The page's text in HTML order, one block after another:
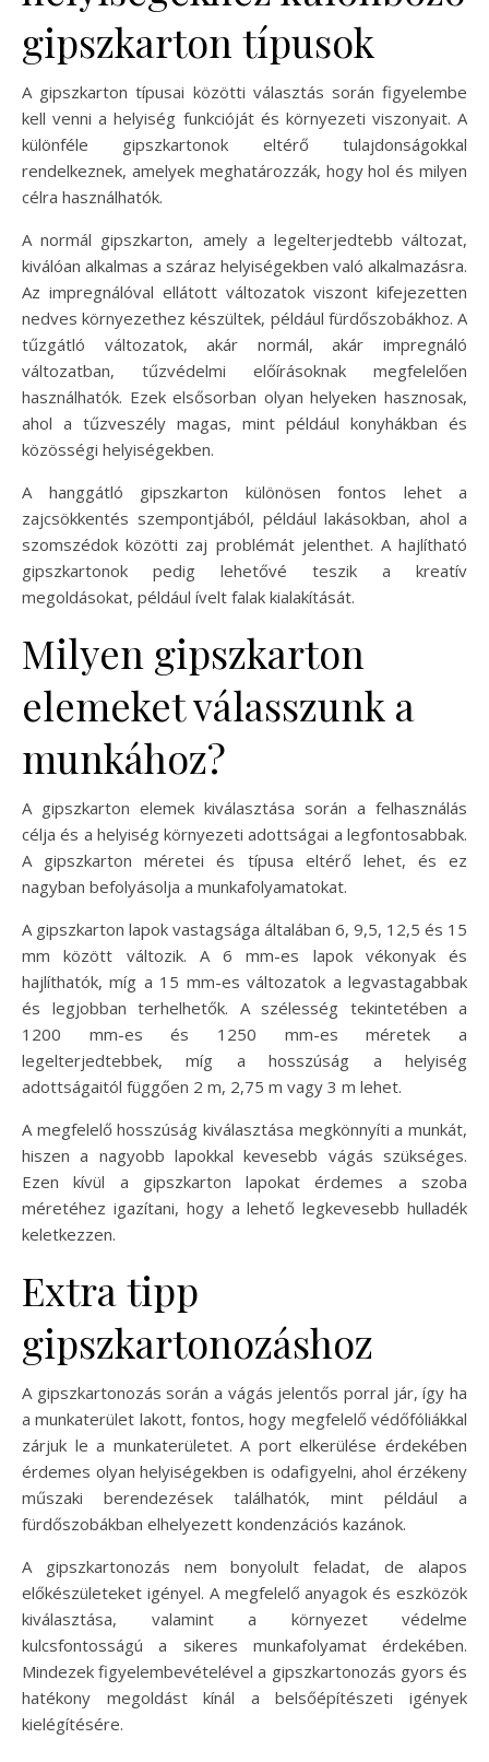
gipszkarton típusok
A gipszkarton típusai közötti választás során figyelembe
kell venni a helyiség funkcióját és környezeti viszonyait. A
különféle gipszkartonok eltérő tulajdonságokkal
rendelkeznek, amelyek meghatározzák, hogy hol és milyen
célra használhatók.
A normál gipszkarton, amely a legelterjedtebb változat,
kiválóan alkalmas a száraz helyiségekben való alkalmazásra.
Az impregnálóval ellátott változatok viszont kifejezetten
nedves környezethez készültek, például fürdőszobákhoz. A
tűzgátló változatok, akár normál, akár impregnáló
változatban, tűzvédelmi előírásoknak megfelelően
használhatók. Ezek elsősorban olyan helyeken hasznosak,
ahol a tűzveszély magas, mint például konyhákban és
közösségi helyiségekben.
A hanggátló gipszkarton különösen fontos lehet a
zajcsökkentés szempontjából, például lakásokban, ahol a
szomszédok közötti zaj problémát jelenthet. A hajlítható
gipszkartonok pedig lehetővé teszik a kreatív
megoldásokat, például ívelt falak kialakítását.
Milyen gipszkarton
elemeket válasszunk a
munkához?
A gipszkarton elemek kiválasztása során a felhasználás
célja és a helyiség környezeti adottságai a legfontosabbak.
A gipszkarton méretei és típusa eltérő lehet, és ez
nagyban befolyásolja a munkafolyamatokat.
A gipszkarton lapok vastagsága általában 6, 9,5, 12,5 és 15
mm között változik. A 6 mm-es lapok vékonyak és
hajlíthatók, míg a 15 mm-es változatok a legvastagabbak
és legjobban terhelhetők. A szélesség tekintetében a
1200 mm-es és 1250 mm-es méretek a
legelterjedtebbek, míg a hosszúság a helyiség
adottságaitól függően 2 m, 2,75 m vagy 3 m lehet.
A megfelelő hosszúság kiválasztása megkönnyíti a munkát,
hiszen a nagyobb lapokkal kevesebb vágás szükséges.
Ezen kívül a gipszkarton lapokat érdemes a szoba
méretéhez igazítani, hogy a lehető legkevesebb hulladék
keletkezzen.
Extra tipp
gipszkartonozáshoz
A gipszkartonozás során a vágás jelentős porral jár, így ha
a munkaterület lakott, fontos, hogy megfelelő védőfóliákkal
zárjuk le a munkaterületet. A port elkerülése érdekében
érdemes olyan helyiségekben is odafigyelni, ahol érzékeny
műszaki berendezések találhatók, mint például a
fürdőszobákban elhelyezett kondenzációs kazánok.
A gipszkartonozás nem bonyolult feladat, de alapos
előkészületeket igényel. A megfelelő anyagok és eszközök
kiválasztása, valamint a környezet védelme
kulcsfontosságú a sikeres munkafolyamat érdekében.
Mindezek figyelembevételével a gipszkartonozás gyors és
hatékony megoldást kínál a belsőépítészeti igények
kielégítésére.